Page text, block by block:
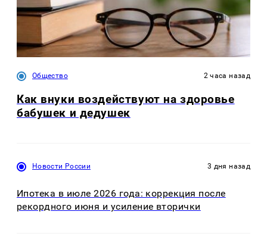
Общество 2 часа назад
Как внуки воздействуют на здоровье
бабушек и дедушек
Новости России 3 дня назад
Ипотека в июле 2026 года: коррекция после
рекордного июня и усиление вторички